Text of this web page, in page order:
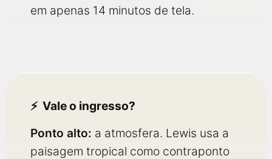
em apenas 14 minutos de tela.
Vale o ingresso?
Ponto alto: a atmosfera. Lewis usa a
paisagem tropical como contraponto